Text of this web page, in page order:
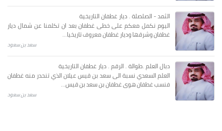
الثمد - الصلصلة . ديار غطفان التاريخية
اليوم نكمل معكم على خطى غطفان بعد ان تكلمنا عن شمال ديار
غطفان وشرقها وديار غطفان معروف تاريخيا...
سعد بن سعود
دبال العلم .طوالة . الرقم . ديار غطفان التاريخية
العلم السعدي نسبة الى سعد بن قيس عيلان الذي تنحدر منه غطفان
فنسب غطفان هوى غطفان بن سعد بن قيس...
سعد بن سعود